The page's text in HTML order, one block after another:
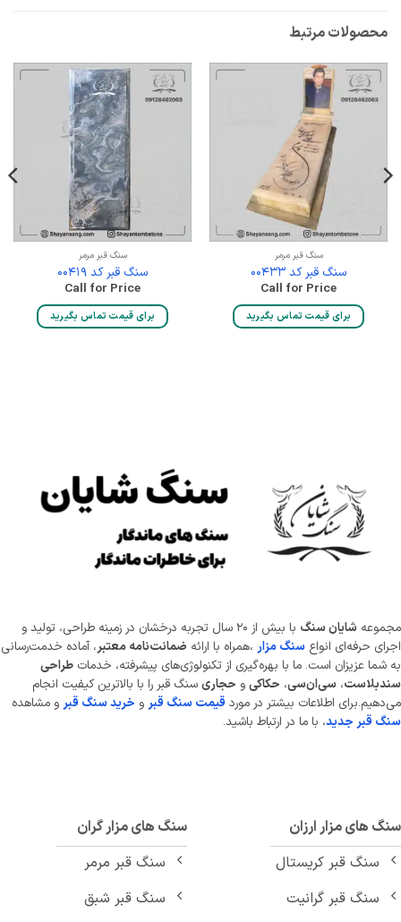
محصولات مرتبط
سنگ قبر مرمر
سنگ قبر کد 00433
Call for Price
برای قیمت تماس بگیرید
سنگ قبر مرمر
سنگ قبر کد 00419
Call for Price
برای قیمت تماس بگیرید
شایان سنگ
با بیش از ۲۰ سال تجربه درخشان در زمینه طراحی، تولید و
حرفه‌ای انواعسنگ مزار،همراه با ارائهضمانت‌نامه معتبر، آماده خدمت‌رسانی
عزیزان است. ما با بهره‌گیری از تکنولوژی‌های پیشرفته، خدماتطراحی
،سی‌ان‌سی،حکاکیوحجاریسنگ قبر را با بالاترین کیفیت انجام
اطلاعات بیشتر در موردقیمت سنگ قبرو خرید سنگ قبرو مشاهده
قبر جدید، با ما در ارتباط باشید.
های مزار ارزان
سنگ قبر کریستال
سنگ قبر گرانیت
سنگ های مزار گران
سنگ قبر مرمر
سنگ قبر شبق